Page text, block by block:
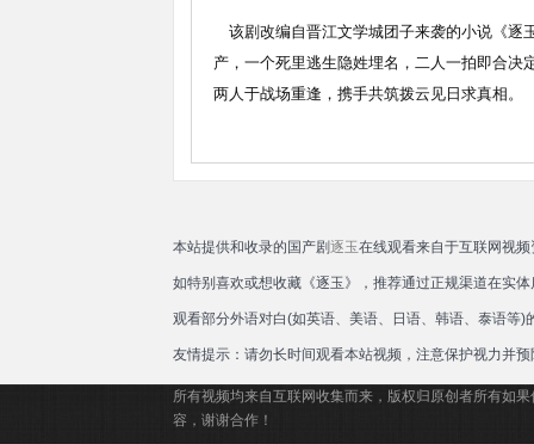
该剧改编自晋江文学城团子来袭的小说《逐
产，一个死里逃生隐姓埋名，二人一拍即合
两人于战场重逢，携手共筑拨云见日求真相。
本站提供和收录的国产剧逐玉在线观看来自于互联网视
如特别喜欢或想收藏《逐玉》，推荐通过正规渠道在实
观看部分外语对白(如英语、美语、日语、韩语、泰语等
友情提示：请勿长时间观看本站视频，注意保护视力并预
所有视频均来自互联网收集而来，版权归原创者所有如
容，谢谢合作！